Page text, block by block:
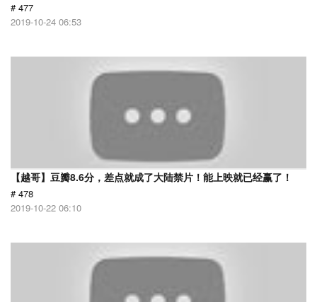
# 477
2019-10-24 06:53
【越哥】豆瓣8.6分，差点就成了大陆禁片！能上映就已经赢了！
# 478
2019-10-22 06:10